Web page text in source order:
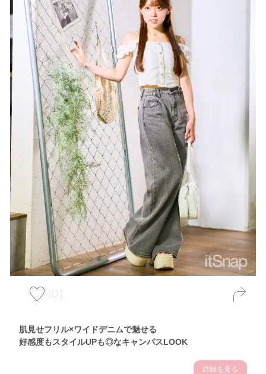
101
肌見せフリル×ワイドデニムで魅せる
好感度もスタイルUPも◎なキャンパスLOOK
詳細を見る